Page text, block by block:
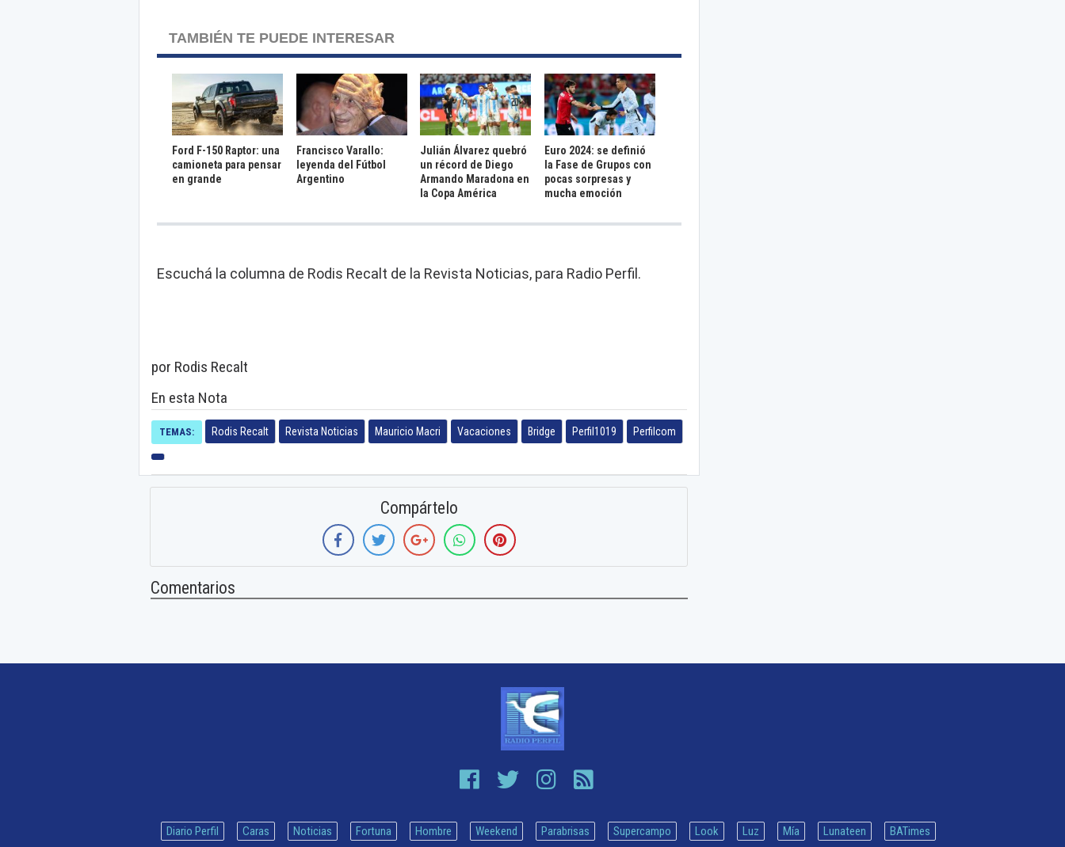
TAMBIÉN TE PUEDE INTERESAR
Ford F-150 Raptor: una
camioneta para pensar
en grande
Francisco Varallo:
leyenda del Fútbol
Argentino
Julián Álvarez quebró
un récord de Diego
Armando Maradona en
la Copa América
Euro 2024: se definió
la Fase de Grupos con
pocas sorpresas y
mucha emoción
Escuchá la columna de Rodis Recalt de la Revista Noticias, para Radio Perfil.
por Rodis Recalt
En esta Nota
TEMAS: Rodis Recalt Revista Noticias Mauricio Macri Vacaciones Bridge Perfil1019 Perfilcom
Compártelo
Comentarios
Diario Perfil Caras Noticias Fortuna Hombre Weekend Parabrisas Supercampo Look Luz Mía Lunateen BATimes